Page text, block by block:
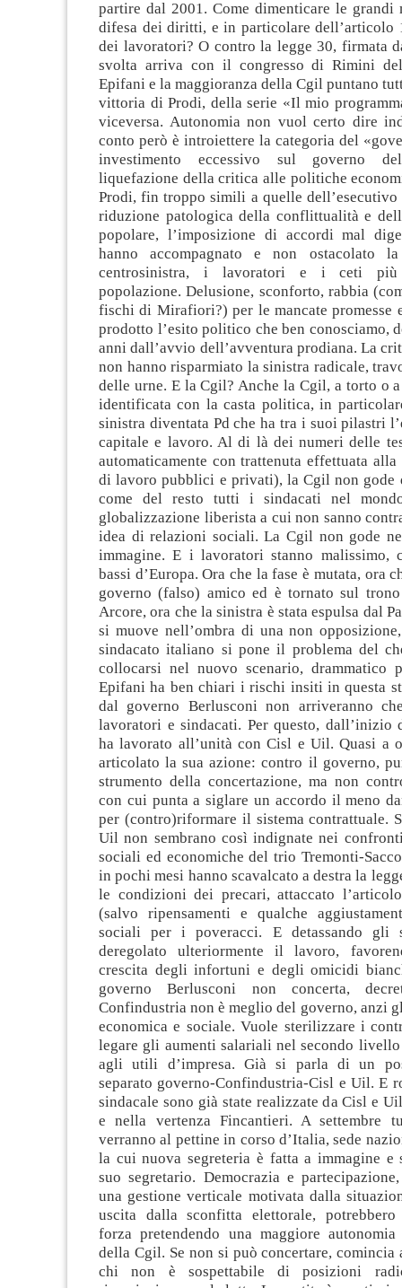
partire dal 2001. Come dimenticare le
difesa dei diritti, e in particolare dell’articolo
dei lavoratori? O contro la legge 30, firmata
svolta arriva con il congresso di Rimini
Epifani e la maggioranza della Cgil puntano
vittoria di Prodi, della serie «Il mio
viceversa. Autonomia non vuol certo dire
conto però è introiettere la categoria del
investimento eccessivo sul governo
liquefazione della critica alle politiche
Prodi, fin troppo simili a quelle dell’esecutivo
riduzione patologica della conflittualità e
popolare, l’imposizione di accordi mal
hanno accompagnato e non ostacolato
centrosinistra, i lavoratori e i ceti più
popolazione. Delusione, sconforto, rabbia
fischi di Mirafiori?) per le mancate promesse
prodotto l’esito politico che ben conosciamo,
anni dall’avvio dell’avventura prodiana. La
non hanno risparmiato la sinistra radicale,
delle urne. E la Cgil? Anche la Cgil, a torto o
identificata con la casta politica, in
sinistra diventata Pd che ha tra i suoi pilastri
capitale e lavoro. Al di là dei numeri delle
automaticamente con trattenuta effettuata
di lavoro pubblici e privati), la Cgil non gode
come del resto tutti i sindacati nel
globalizzazione liberista a cui non sanno
idea di relazioni sociali. La Cgil non gode
immagine. E i lavoratori stanno malissimo,
bassi d’Europa. Ora che la fase è mutata, ora
governo (falso) amico ed è tornato sul
Arcore, ora che la sinistra è stata espulsa dal
si muove nell’ombra di una non
sindacato italiano si pone il problema del
collocarsi nel nuovo scenario, drammatico
Epifani ha ben chiari i rischi insiti in questa
dal governo Berlusconi non arriveranno
lavoratori e sindacati. Per questo, dall’inizio
ha lavorato all’unità con Cisl e Uil. Quasi a
articolato la sua azione: contro il governo,
strumento della concertazione, ma non
con cui punta a siglare un accordo il meno
per (contro)riformare il sistema contrattuale.
Uil non sembrano così indignate nei
sociali ed economiche del trio Tremonti-
in pochi mesi hanno scavalcato a destra la
le condizioni dei precari, attaccato
(salvo ripensamenti e qualche
sociali per i poveracci. E detassando gli
deregolato ulteriormente il lavoro,
crescita degli infortuni e degli omicidi
governo Berlusconi non concerta,
Confindustria non è meglio del governo, anzi
economica e sociale. Vuole sterilizzare i
legare gli aumenti salariali nel secondo livello
agli utili d’impresa. Già si parla di un
separato governo-Confindustria-Cisl e Uil. E
sindacale sono già state realizzate da Cisl e
e nella vertenza Fincantieri. A settembre
verranno al pettine in corso d’Italia, sede
la cui nuova segreteria è fatta a immagine e
suo segretario. Democrazia e
una gestione verticale motivata dalla
uscita dalla sconfitta elettorale,
forza pretendendo una maggiore
della Cgil. Se non si può concertare, comincia
chi non è sospettabile di posizioni